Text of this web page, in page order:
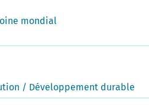
mondial
/ Développement durable